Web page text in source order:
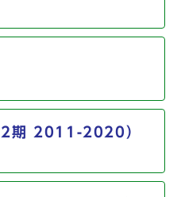
2期 2011-2020）